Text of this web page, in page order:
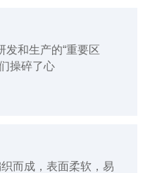
发和生产的“重要区
操碎了心
而成，表面柔软，易